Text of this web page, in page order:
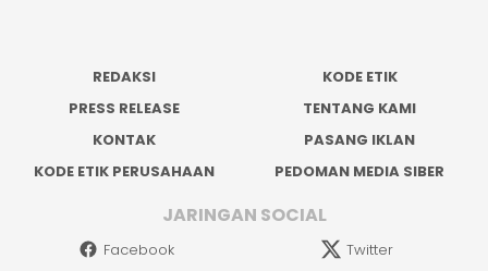
REDAKSI
KODE ETIK
PRESS RELEASE
TENTANG KAMI
KONTAK
PASANG IKLAN
KODE ETIK PERUSAHAAN
PEDOMAN MEDIA SIBER
JARINGAN SOCIAL
Facebook
Twitter